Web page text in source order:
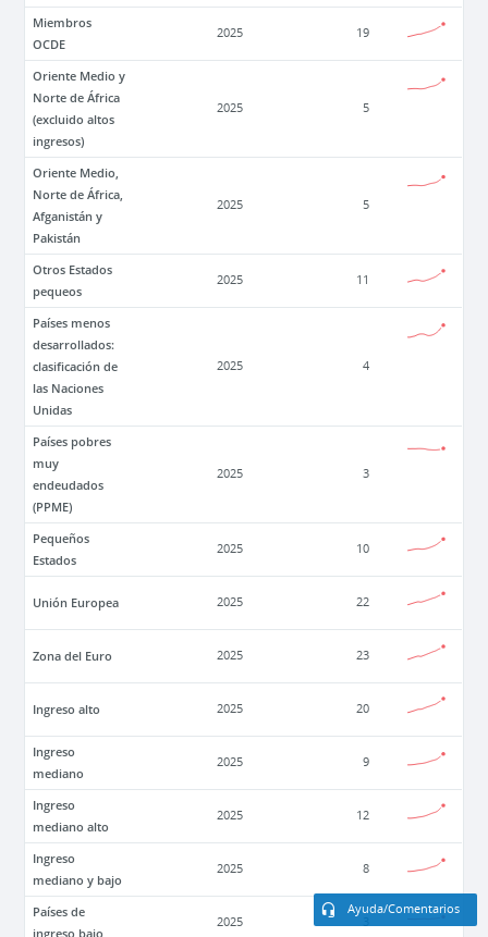
Miembros
OCDE
2025 19
Oriente Medio y
Norte de África
(excluido altos
ingresos)
2025 5
Oriente Medio,
Norte de África,
Afganistán y
Pakistán
2025 5
Otros Estados
pequeos
2025 11
Países menos
desarrollados:
clasificación de
las Naciones
Unidas
2025 4
Países pobres
muy
endeudados
(PPME)
2025 3
Pequeños
Estados
2025 10
Unión Europea 2025 22
Zona del Euro 2025 23
Ingreso alto 2025 20
Ingreso
mediano
2025 9
Ingreso
mediano alto
2025 12
Ingreso
mediano y bajo
2025 8
Países de
ingreso bajo
2025
Ayuda/Comentarios